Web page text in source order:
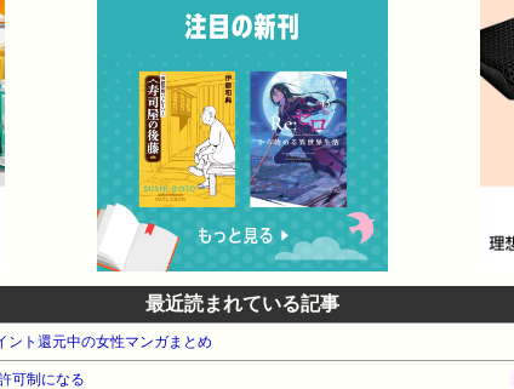
最近読まれている記事
ント還元中の女性マンガまとめ
可制になる